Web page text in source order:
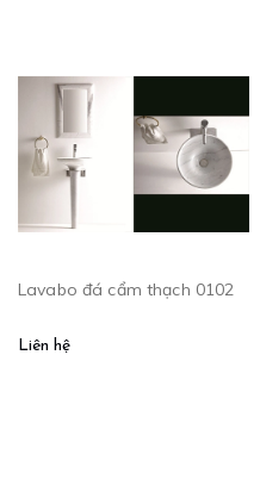
Lavabo đá cẩm thạch 0102
Liên hệ